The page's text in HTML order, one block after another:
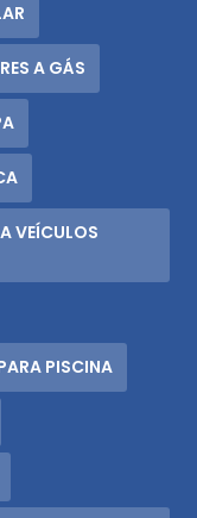
A GÁS
VEÍCULOS
PISCINA